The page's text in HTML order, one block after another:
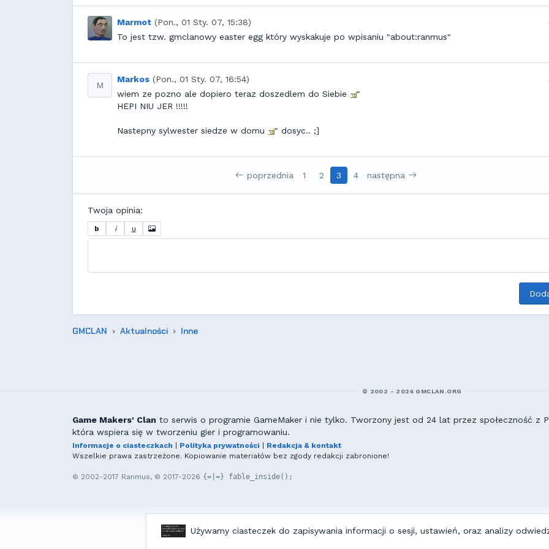
Marmot (Pon., 01 Sty. 07, 15:38)
To jest tzw. gmclanowy easter egg który wyskakuje po wpisaniu "about:ranmus"
M
Markos (Pon., 01 Sty. 07, 16:54)
wiem ze pozno ale dopiero teraz doszedlem do Siebie
"
HEPI NIU JER !!!!!
Nastepny sylwester siedze w domu " dosyc.. ;]
poprzednia 1 2 3 4 następna
Twoja opinia:
b i u
GMCLAN Aktualności Inne
Używamy ciasteczek do zapisywania informacji o sesji, ustawień, oraz analizy
© 2002 - 2026 GMCLAN.ORG
Game Makers' Clan to serwis o programie GameMaker i nie tylko. Tworzony jest od 24 lat przez społeczność z
która wspiera się w tworzeniu gier i programowaniu.
Informacje o ciasteczkach Polityka prywatności
Redakcja & kontakt
Wszelkie prawa zastrzeżone. Kopiowanie materiałów bez zgody redakcji zabronione!
© 2002-2017 Ranmus, © 2017-2026 {=|=} fable_inside();